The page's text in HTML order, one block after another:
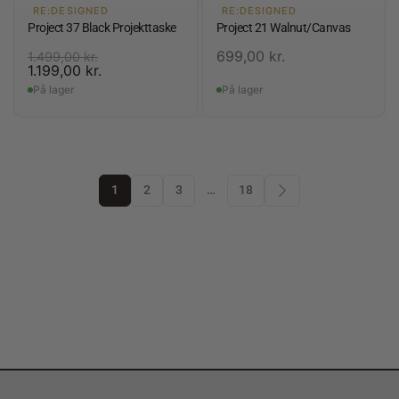
RE:DESIGNED
Project 37 Black Projekttaske
1.499,00kr.
1.199,00 kr.
På lager
RE:DESIGNED
Project 21 Walnut/Canvas
699,00 kr.
På lager
1 2 3 … 18